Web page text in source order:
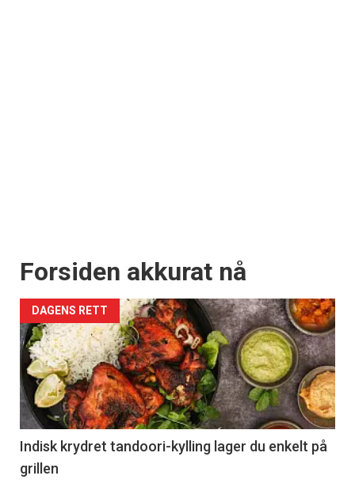
Forsiden akkurat nå
DAGENS RETT
Indisk krydret tandoori-kylling lager du enkelt på
grillen